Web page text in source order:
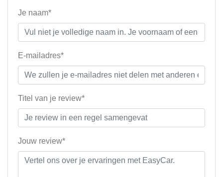
Je naam*
E-mailadres*
Titel van je review*
Jouw review*